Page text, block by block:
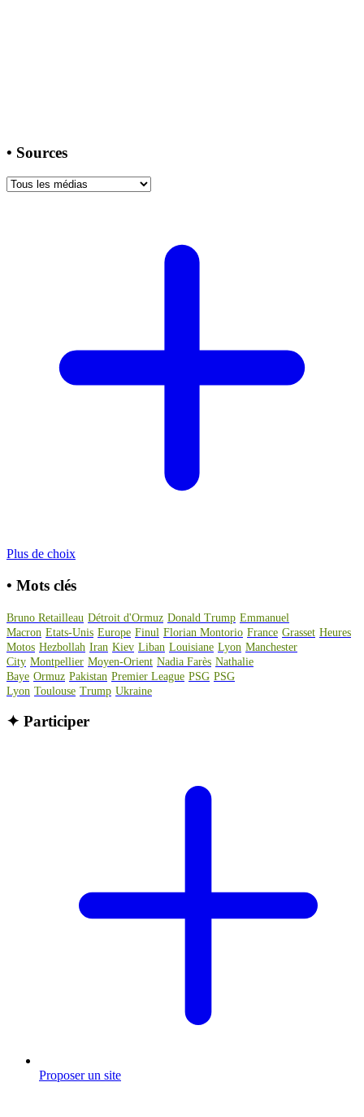
• Sources
Plus de choix
• Mots clés
Bruno Retailleau Détroit d'Ormuz Donald Trump Emmanuel
Macron Etats-Unis Europe Finul Florian Montorio France Grasset Heures
Motos Hezbollah Iran Kiev Liban Louisiane Lyon Manchester
City Montpellier Moyen-Orient Nadia Farès Nathalie
Baye Ormuz Pakistan Premier League PSG PSG
Lyon Toulouse Trump Ukraine
✦ Participer
Proposer un site